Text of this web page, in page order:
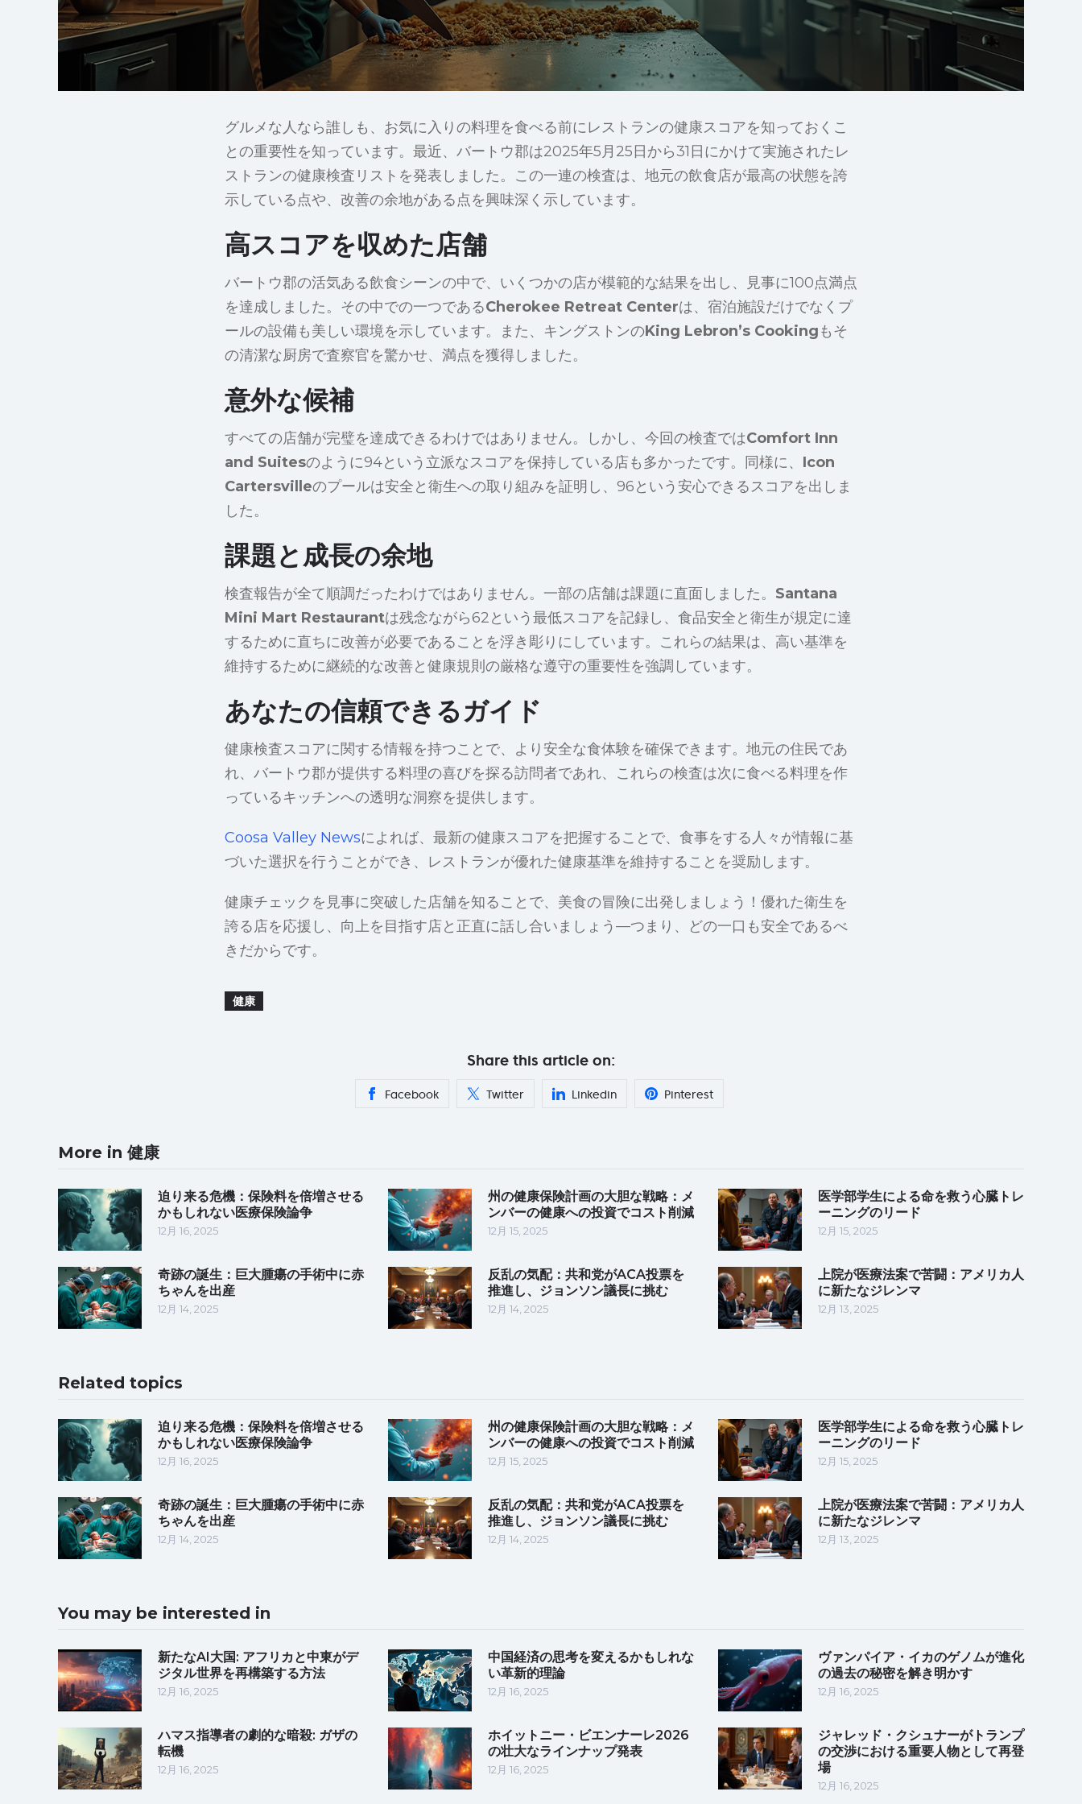
グルメな人なら誰しも、お気に入りの料理を食べる前にレストランの健康スコアを知っておくこ
との重要性を知っています。最近、バートウ郡は2025年5月25日から31日にかけて実施されたレ
ストランの健康検査リストを発表しました。この一連の検査は、地元の飲食店が最高の状態を誇
示している点や、改善の余地がある点を興味深く示しています。
高スコアを収めた店舗
バートウ郡の活気ある飲食シーンの中で、いくつかの店が模範的な結果を出し、見事に100点満点
を達成しました。その中での一つであるCherokee Retreat Centerは、宿泊施設だけでなくプ
ールの設備も美しい環境を示しています。また、キングストンのKing Lebron’s Cookingもそ
の清潔な厨房で査察官を驚かせ、満点を獲得しました。
意外な候補
すべての店舗が完璧を達成できるわけではありません。しかし、今回の検査ではComfort Inn
and Suitesのように94という立派なスコアを保持している店も多かったです。同様に、 Icon
Cartersvilleのプールは安全と衛生への取り組みを証明し、96という安心できるスコアを出しま
した。
課題と成長の余地
検査報告が全て順調だったわけではありません。一部の店舗は課題に直面しました。 Santana
Mini Mart Restaurantは残念ながら62という最低スコアを記録し、食品安全と衛生が規定に達
するために直ちに改善が必要であることを浮き彫りにしています。これらの結果は、高い基準を
維持するために継続的な改善と健康規則の厳格な遵守の重要性を強調しています。
あなたの信頼できるガイド
健康検査スコアに関する情報を持つことで、より安全な食体験を確保できます。地元の住民であ
れ、バートウ郡が提供する料理の喜びを探る訪問者であれ、これらの検査は次に食べる料理を作
っているキッチンへの透明な洞察を提供します。
Coosa Valley Newsによれば、最新の健康スコアを把握することで、食事をする人々が情報に基
づいた選択を行うことができ、レストランが優れた健康基準を維持することを奨励します。
健康チェックを見事に突破した店舗を知ることで、美食の冒険に出発しましょう！優れた衛生を
誇る店を応援し、向上を目指す店と正直に話し合いましょう—つまり、どの一口も安全であるべ
きだからです。
健康
Share this article on:
Facebook Twitter Linkedin Pinterest
More in 健康
迫り来る危機：保険料を倍増させる
かもしれない医療保険論争
12月 16, 2025
州の健康保険計画の大胆な戦略：メ
ンバーの健康への投資でコスト削減
12月 15, 2025
医学部学生による命を救う心臓トレ
ーニングのリード
12月 15, 2025
奇跡の誕生：巨大腫瘍の手術中に赤
ちゃんを出産
12月 14, 2025
反乱の気配：共和党がACA投票を
推進し、ジョンソン議長に挑む
12月 14, 2025
上院が医療法案で苦闘：アメリカ人
に新たなジレンマ
12月 13, 2025
Related topics
迫り来る危機：保険料を倍増させる
かもしれない医療保険論争
12月 16, 2025
州の健康保険計画の大胆な戦略：メ
ンバーの健康への投資でコスト削減
12月 15, 2025
医学部学生による命を救う心臓トレ
ーニングのリード
12月 15, 2025
奇跡の誕生：巨大腫瘍の手術中に赤
ちゃんを出産
12月 14, 2025
反乱の気配：共和党がACA投票を
推進し、ジョンソン議長に挑む
12月 14, 2025
上院が医療法案で苦闘：アメリカ人
に新たなジレンマ
12月 13, 2025
You may be interested in
新たなAI大国: アフリカと中東がデ
ジタル世界を再構築する方法
12月 16, 2025
中国経済の思考を変えるかもしれな
い革新的理論
12月 16, 2025
ヴァンパイア・イカのゲノムが進化
の過去の秘密を解き明かす
12月 16, 2025
ハマス指導者の劇的な暗殺: ガザの
転機
12月 16, 2025
ホイットニー・ビエンナーレ2026
の壮大なラインナップ発表
12月 16, 2025
ジャレッド・クシュナーがトランプ
の交渉における重要人物として再登
場
12月 16, 2025